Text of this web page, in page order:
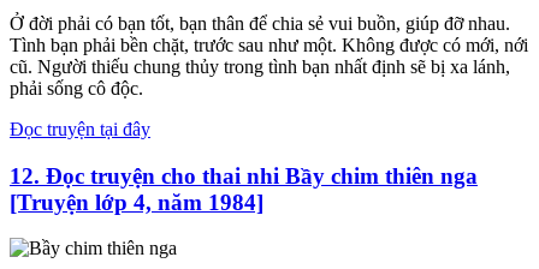
Ở đời phải có bạn tốt, bạn thân để chia sẻ vui buồn, giúp đỡ nhau.
Tình bạn phải bền chặt, trước sau như một. Không được có mới, nới
cũ. Người thiếu chung thủy trong tình bạn nhất định sẽ bị xa lánh,
phải sống cô độc.
Đọc truyện tại đây
12. Đọc truyện cho thai nhi Bầy chim thiên nga
[Truyện lớp 4, năm 1984]